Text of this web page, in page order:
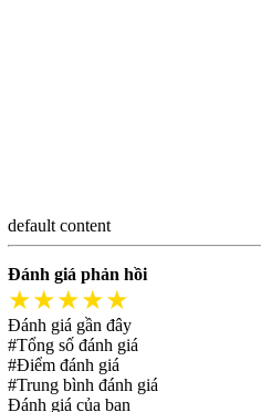
default content
Đánh giá phản hồi
★★★★★
Đánh giá gần đây
#Tổng số đánh giá
#Điểm đánh giá
#Trung bình đánh giá
Đánh giá của bạn